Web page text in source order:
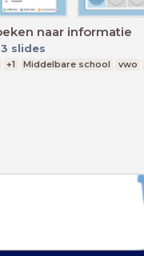
naar informatie
slides
+1 Middelbare school vwo